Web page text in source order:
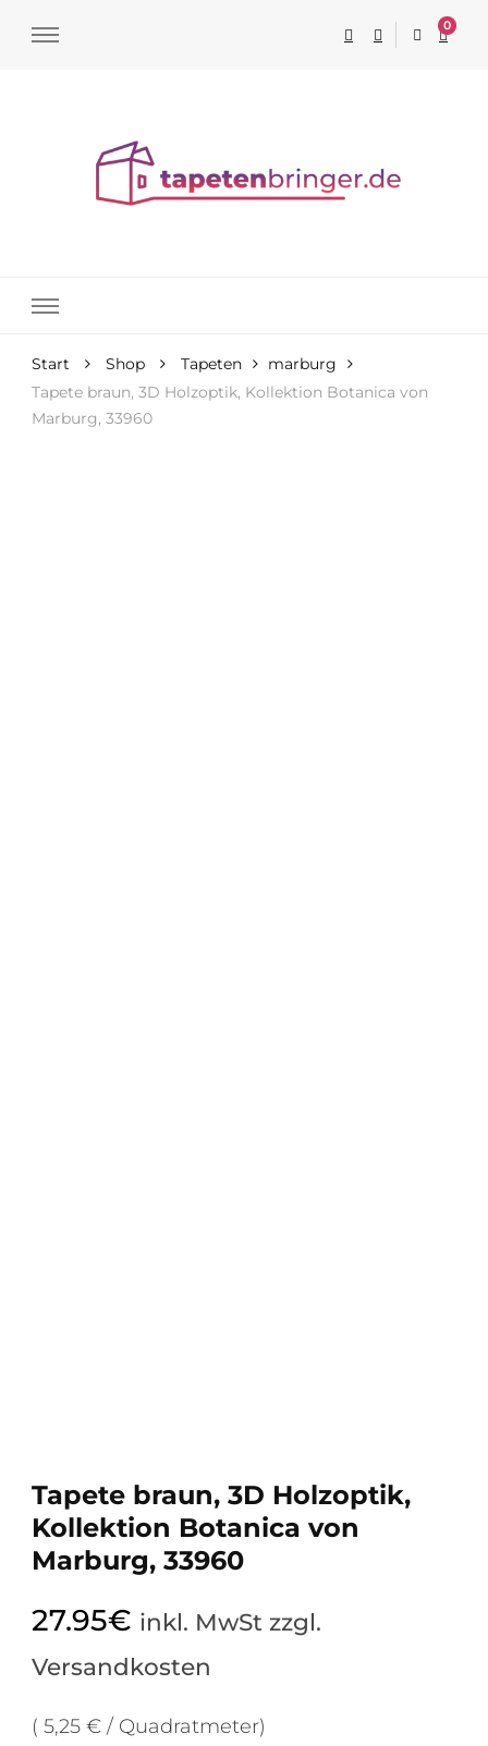
0
Start Shop Tapeten
marburg
Tapete braun, 3D Holzoptik, Kollektion Botanica von
Marburg, 33960
Tapete braun, 3D Holzoptik,
Kollektion Botanica von
Marburg, 33960
27.95€ inkl. MwSt zzgl.
Versandkosten
( 5,25 € / Quadratmeter)